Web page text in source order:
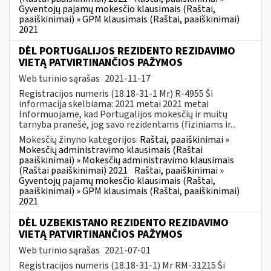
Gyventojų pajamų mokesčio klausimais (Raštai,
paaiškinimai) » GPM klausimais (Raštai, paaiškinimai)
2021
DĖL PORTUGALIJOS REZIDENTO REZIDAVIMO
VIETĄ PATVIRTINANČIOS PAŽYMOS
Web turinio sąrašas 2021-11-17
Registracijos numeris (18.18-31-1 Mr) R-4955 Ši
informacija skelbiama: 2021 metai 2021 metai
Informuojame, kad Portugalijos mokesčių ir muitų
tarnyba pranešė, jog savo rezidentams (fiziniams ir...
Mokesčių žinyno kategorijos: Raštai, paaiškinimai »
Mokesčių administravimo klausimais (Raštai
paaiškinimai) » Mokesčių administravimo klausimais
(Raštai paaiškinimai) 2021 Raštai, paaiškinimai »
Gyventojų pajamų mokesčio klausimais (Raštai,
paaiškinimai) » GPM klausimais (Raštai, paaiškinimai)
2021
DĖL UZBEKISTANO REZIDENTO REZIDAVIMO
VIETĄ PATVIRTINANČIOS PAŽYMOS
Web turinio sąrašas 2021-07-01
Registracijos numeris (18.18-31-1) Mr RM-31215 Ši